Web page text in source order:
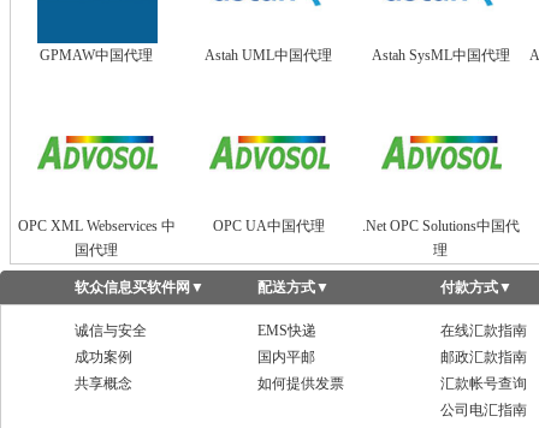
GPMAW中国代理 Astah UML中国代理 Astah SysML中国代理
OPC XML Webservices 中
国代理
OPC UA中国代理
.Net OPC Solutions中国代
理
软众信息买软件网 ▼ 配送方式▼ 付款方式▼
诚信与安全 EMS快递
在线汇款指南
成功案例
国内平邮
邮政汇款指南
共享概念
如何提供发票
汇款帐号查询
公司电汇指南